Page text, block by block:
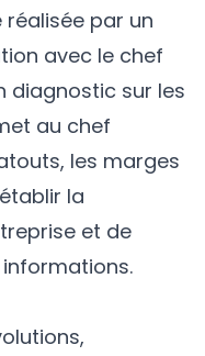
réalisée par un
avec le chef
diagnostic sur les
au chef
les marges
la
et de